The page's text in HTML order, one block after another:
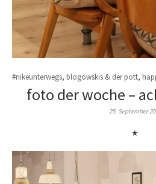
#nikeunterwegs, blogowskis & der pott,
foto der woche –
25. September
★